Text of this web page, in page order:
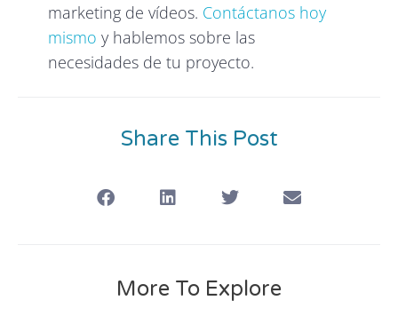
marketing de vídeos. Contáctanos hoy
mismo y hablemos sobre las
necesidades de tu proyecto.
Share This Post
More To Explore